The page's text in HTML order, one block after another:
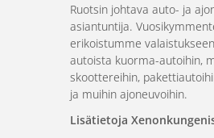
Ruotsin johtava auto- ja
asiantuntija.
erikoistumme
autoista kuorma-autoihin,
skoottereihin,
ja muihin ajoneuvoihin.
Lisätietoja